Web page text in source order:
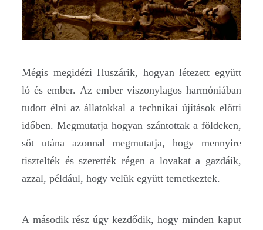
Mégis megidézi Huszárik, hogyan létezett együtt
ló és ember. Az ember viszonylagos harmóniában
tudott élni az állatokkal a technikai újítások előtti
időben. Megmutatja hogyan szántottak a földeken,
sőt utána azonnal megmutatja, hogy mennyire
tisztelték és szerették régen a lovakat a gazdáik,
azzal, például, hogy velük együtt temetkeztek.
A második rész úgy kezdődik, hogy minden kaput